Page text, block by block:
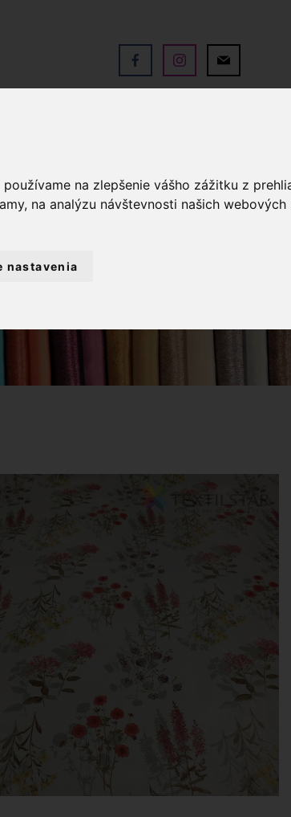
na zlepšenie vášho zážitku z
na analýzu návštevnosti našich
nastavenia